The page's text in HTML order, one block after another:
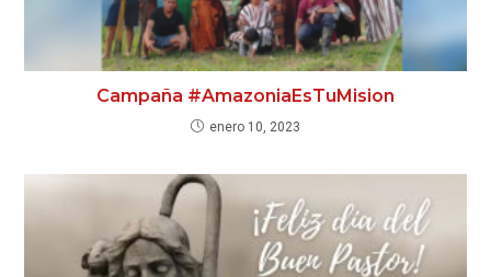
Campaña #AmazoniaEsTuMision
enero 10, 2023